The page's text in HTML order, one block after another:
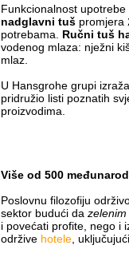
Funkcionalnost
nadglavni tuš promjera
potrebama. Ručni tuš
vodenog mlaza: nježni
mlaz.
U Hansgrohe grupi
pridružio listi poznatih
proizvodima.
Više od 500
Poslovnu filozofiju
sektor budući da zelenim
i povećati profite, nego i
održive hotele ,